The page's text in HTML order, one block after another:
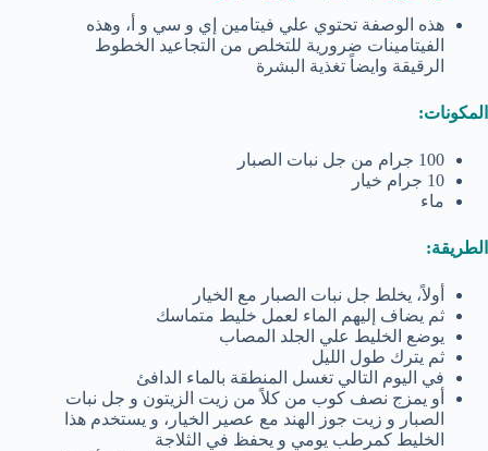
هذه الوصفة تحتوي علي فيتامين إي و سي و أ، وهذه
الفيتامينات ضرورية للتخلص من التجاعيد الخطوط
الرقيقة وايضاً تغذية البشرة
المكونات:
100 جرام من جل نبات الصبار
10 جرام خيار
ماء
الطريقة:
أولاً، يخلط جل نبات الصبار مع الخيار
ثم يضاف إليهم الماء لعمل خليط متماسك
يوضع الخليط علي الجلد المصاب
ثم يترك طول الليل
في اليوم التالي تغسل المنطقة بالماء الدافئ
أو يمزج نصف كوب من كلاً من زيت الزيتون و جل نبات
الصبار و زيت جوز الهند مع عصير الخيار، و يستخدم هذا
الخليط كمرطب يومي و يحفظ في الثلاجة